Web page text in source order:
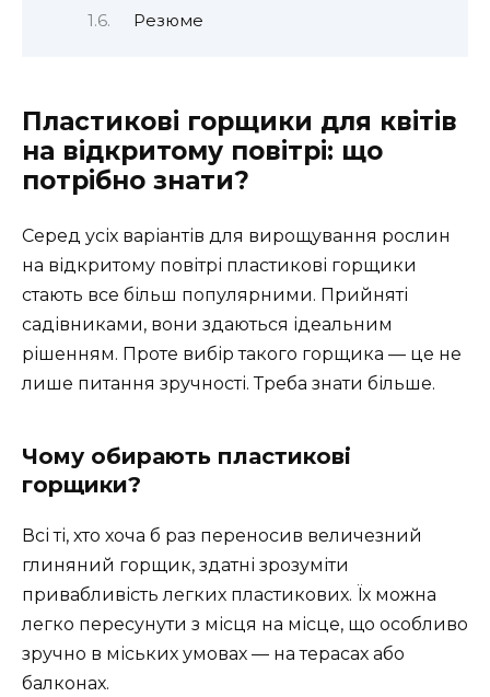
Резюме
Пластикові горщики для квітів
на відкритому повітрі: що
потрібно знати?
Серед усіх варіантів для вирощування рослин
на відкритому повітрі пластикові горщики
стають все більш популярними. Прийняті
садівниками, вони здаються ідеальним
рішенням. Проте вибір такого горщика — це не
лише питання зручності. Треба знати більше.
Чому обирають пластикові
горщики?
Всі ті, хто хоча б раз переносив величезний
глиняний горщик, здатні зрозуміти
привабливість легких пластикових. Їх можна
легко пересунути з місця на місце, що особливо
зручно в міських умовах — на терасах або
балконах.